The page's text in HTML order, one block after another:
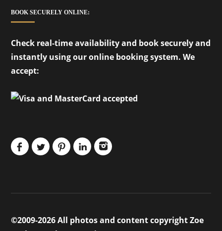
BOOK SECURELY ONLINE:
Check real-time availability and book securely and
instantly using our online booking system. We
accept:
©2009-2026 All photos and content copyright Zoe